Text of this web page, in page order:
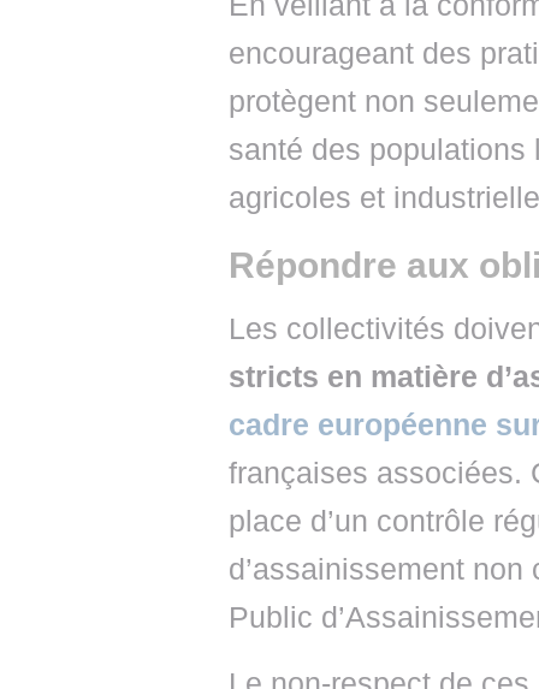
encourageant des
protègent non
santé des
agricoles et
Répondre aux
Les collectivités
stricts en matière
cadre européenne
françaises associées.
place d’un contrôle
d’assainissement
Public